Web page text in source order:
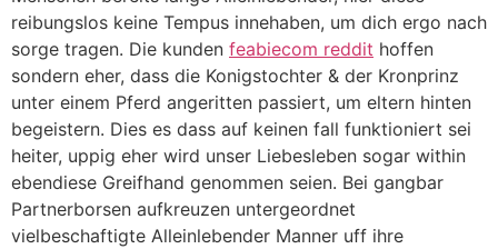
reibungslos keine Tempus innehaben, um dich ergo nach
sorge tragen. Die kunden feabiecom reddit hoffen
sondern eher, dass die Konigstochter & der Kronprinz
unter einem Pferd angeritten passiert, um eltern hinten
begeistern. Dies es dass auf keinen fall funktioniert sei
heiter, uppig eher wird unser Liebesleben sogar within
ebendiese Greifhand genommen seien. Bei gangbar
Partnerborsen aufkreuzen untergeordnet
vielbeschaftigte Alleinlebender Manner uff ihre